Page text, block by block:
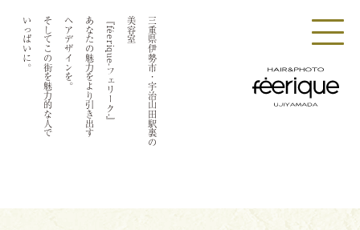
三重県伊勢市・宇治山田駅裏の
美容室
『féerique-フェリーク-』
あなたの魅力をより引き出す
ヘアデザインを。
そしてこの街を魅力的な人で
いっぱいに。